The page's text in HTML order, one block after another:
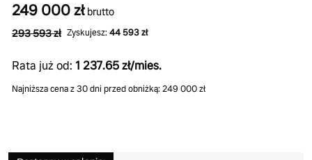
249 000 zł brutto
293 593 zł Zyskujesz:44 593 zł
Rata już od: 1 237.65 zł/mies.
Najniższa cena z 30 dni przed obniżką: 249 000 zł